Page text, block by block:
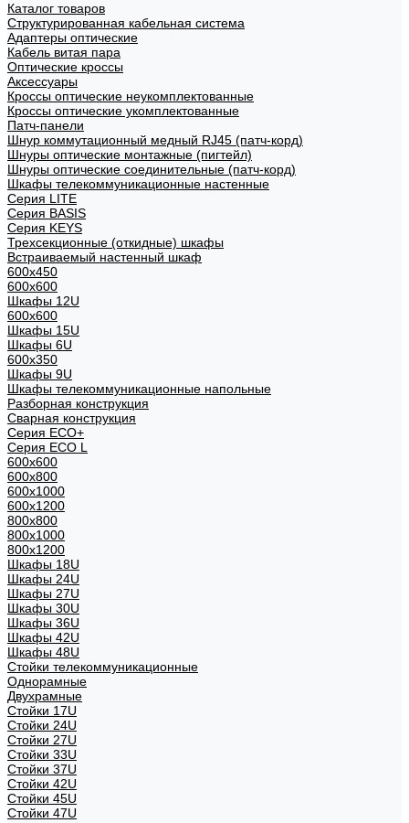
Каталог товаров
Структурированная кабельная система
Адаптеры оптические
Кабель витая пара
Оптические кроссы
Аксессуары
Кроссы оптические неукомплектованные
Кроссы оптические укомплектованные
Патч-панели
Шнур коммутационный медный RJ45 (патч-корд)
Шнуры оптические монтажные (пигтейл)
Шнуры оптические соединительные (патч-корд)
Шкафы телекоммуникационные настенные
Cерия LITE
Cерия BASIS
Cерия KEYS
Трехсекционные (откидные) шкафы
Встраиваемый настенный шкаф
600x450
600x600
Шкафы 12U
600x600
Шкафы 15U
Шкафы 6U
600x350
Шкафы 9U
Шкафы телекоммуникационные напольные
Разборная конструкция
Сварная конструкция
Серия ECO+
Серия ECO L
600x600
600x800
600х1000
600х1200
800x800
800х1000
800х1200
Шкафы 18U
Шкафы 24U
Шкафы 27U
Шкафы 30U
Шкафы 36U
Шкафы 42U
Шкафы 48U
Стойки телекоммуникационные
Однорамные
Двухрамные
Стойки 17U
Стойки 24U
Стойки 27U
Стойки 33U
Стойки 37U
Стойки 42U
Стойки 45U
Стойки 47U